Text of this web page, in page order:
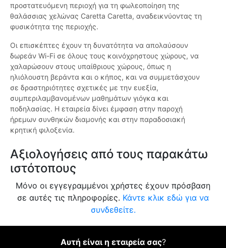
προστατευόμενη περιοχή για τη φωλεοποίηση της
θαλάσσιας χελώνας Caretta Caretta, αναδεικνύοντας τη
φυσικότητα της περιοχής.
Οι επισκέπτες έχουν τη δυνατότητα να απολαύσουν
δωρεάν Wi-Fi σε όλους τους κοινόχρηστους χώρους, να
χαλαρώσουν στους υπαίθριους χώρους, όπως η
ηλιόλουστη βεράντα και ο κήπος, και να συμμετάσχουν
σε δραστηριότητες σχετικές με την ευεξία,
συμπεριλαμβανομένων μαθημάτων γιόγκα και
ποδηλασίας. Η εταιρεία δίνει έμφαση στην παροχή
ήρεμων συνθηκών διαμονής και στην παραδοσιακή
κρητική φιλοξενία.
Αξιολογήσεις από τους παρακάτω
ιστότοπους
Μόνο οι εγγεγραμμένοι χρήστες έχουν πρόσβαση
σε αυτές τις πληροφορίες. Κάντε κλικ εδώ για να
συνδεθείτε.
Αυτή είναι η εταιρεία σας?